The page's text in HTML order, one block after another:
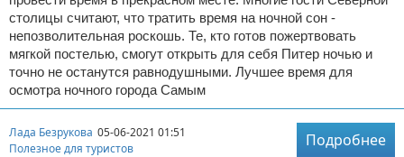
столицы считают, что тратить время на ночной сон -
непозволительная роскошь. Те, кто готов пожертвовать
мягкой постелью, смогут открыть для себя Питер ночью и
точно не останутся равнодушными. Лучшее время для
осмотра ночного города Самым
Лада Безрукова 05-06-2021 01:51
Полезное для туристов
Подробнее